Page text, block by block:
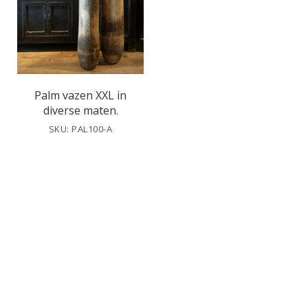
Palm vazen XXL in
diverse maten.
SKU: PAL100-A